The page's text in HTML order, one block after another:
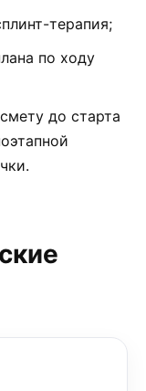
терапия;
по ходу
до старта